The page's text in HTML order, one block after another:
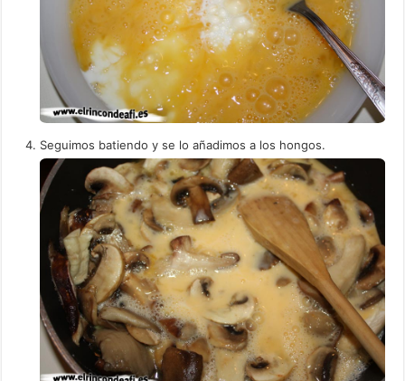
Seguimos batiendo y se lo añadimos a los hongos.